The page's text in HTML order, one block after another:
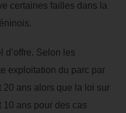
certaines failles dans la
d’offre. Selon les
exploitation du parc par
ans alors que la loi sur
10 ans pour des cas